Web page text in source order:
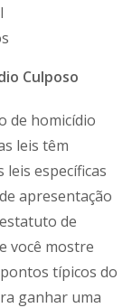
Culposo
de homicídio
leis têm
específicas
apresentação
de
você mostre
típicos do
ganhar uma